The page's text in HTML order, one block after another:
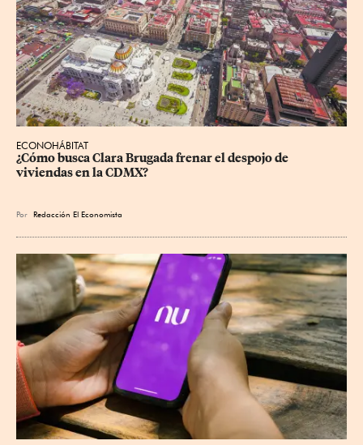
ECONOHÁBITAT
¿Cómo busca Clara Brugada frenar el despojo de
viviendas en la CDMX?
Por Redacción El Economista